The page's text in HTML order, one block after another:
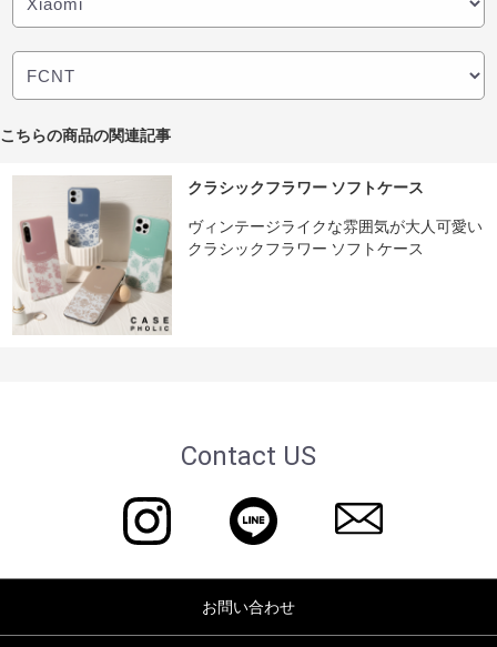
こちらの商品の関連記事
クラシックフラワー ソフトケース
ヴィンテージライクな雰囲気が大人可愛い
クラシックフラワー ソフトケース
Contact US
お問い合わせ